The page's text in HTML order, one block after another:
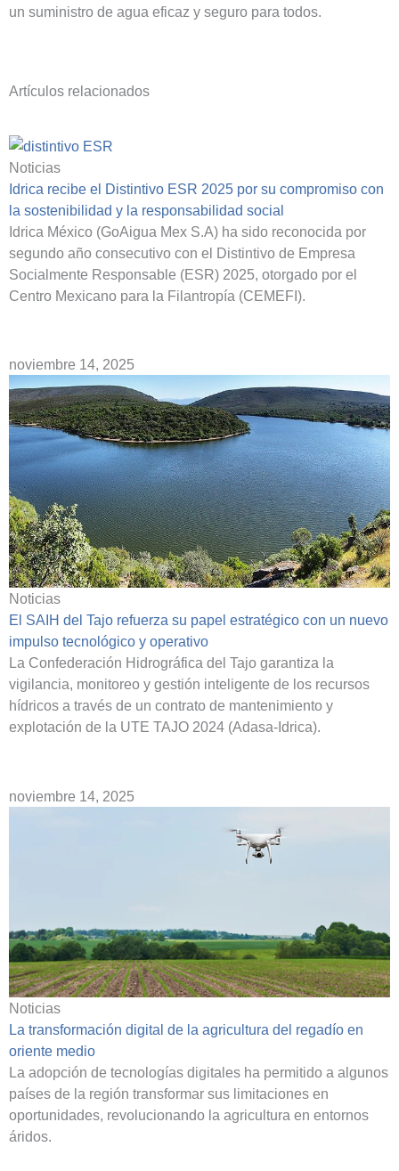
un suministro de agua eficaz y seguro para todos.
Artículos relacionados
Noticias
Idrica recibe el Distintivo ESR 2025 por su compromiso con
la sostenibilidad y la responsabilidad social
Idrica México (GoAigua Mex S.A) ha sido reconocida por
segundo año consecutivo con el Distintivo de Empresa
Socialmente Responsable (ESR) 2025, otorgado por el
Centro Mexicano para la Filantropía (CEMEFI).
noviembre 14, 2025
Noticias
El SAIH del Tajo refuerza su papel estratégico con un nuevo
impulso tecnológico y operativo
La Confederación Hidrográfica del Tajo garantiza la
vigilancia, monitoreo y gestión inteligente de los recursos
hídricos a través de un contrato de mantenimiento y
explotación de la UTE TAJO 2024 (Adasa-Idrica).
noviembre 14, 2025
Noticias
La transformación digital de la agricultura del regadío en
oriente medio
La adopción de tecnologías digitales ha permitido a algunos
países de la región transformar sus limitaciones en
oportunidades, revolucionando la agricultura en entornos
áridos.